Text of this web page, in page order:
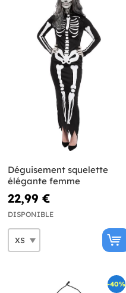
Déguisement squelette
élégante femme
22,99 €
DISPONIBLE
-40%